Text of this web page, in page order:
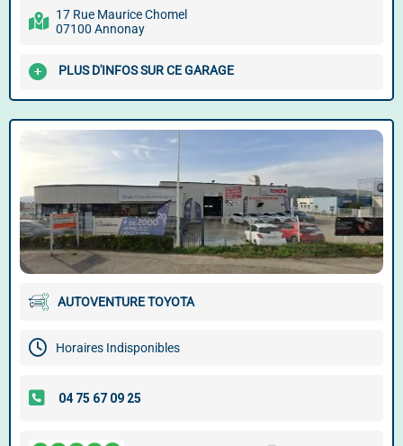
17 Rue Maurice Chomel
07100 Annonay
PLUS D'INFOS SUR CE GARAGE
AUTOVENTURE TOYOTA
Horaires Indisponibles